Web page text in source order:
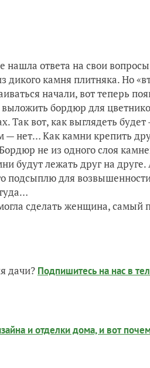
ответа на свои
камня плитняка. Но
начали, вот теперь
бордюр для
Так вот, как выглядеть
— нет… Как камни крепить
не из одного слоя
будут лежать друг на
подсыплю для
сделать женщина, самый
дачи? Подпишитесь на нас в
и отделки дома, и вот